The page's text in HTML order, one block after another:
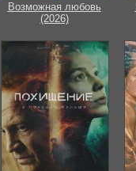
Возможная любовь
(2026)